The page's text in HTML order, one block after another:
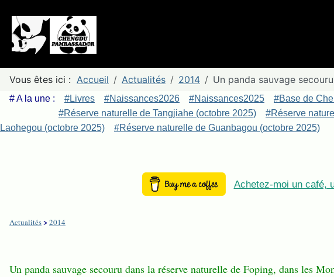
Vous êtes ici : Accueil Actualités 2014 Un panda sauvage
# A la une : #Livres #Naissances2026 #Naissances2025 #Base de
#Réserve naturelle de Tangjiahe (octobre 2025)
#Réserve
Laohegou (octobre 2025)
#Réserve naturelle de Guanbagou (octobre 2025)
Achetez-moi un café,
Actualités>2014
Un panda sauvage secouru dans la réserve naturelle de Foping, dans les